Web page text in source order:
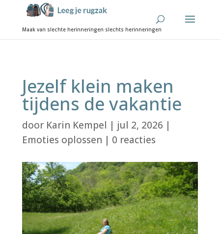
Jezelf klein maken
tijdens de vakantie
door Karin Kempel | jul 2, 2026 |
Emoties oplossen | 0 reacties